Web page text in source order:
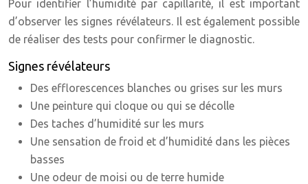
Pour identifier l’humidité par capillarité, il est important
d’observer les signes révélateurs. Il est également possible
de réaliser des tests pour confirmer le diagnostic.
Signes révélateurs
Des efflorescences blanches ou grises sur les murs
Une peinture qui cloque ou qui se décolle
Des taches d’humidité sur les murs
Une sensation de froid et d’humidité dans les pièces
basses
Une odeur de moisi ou de terre humide